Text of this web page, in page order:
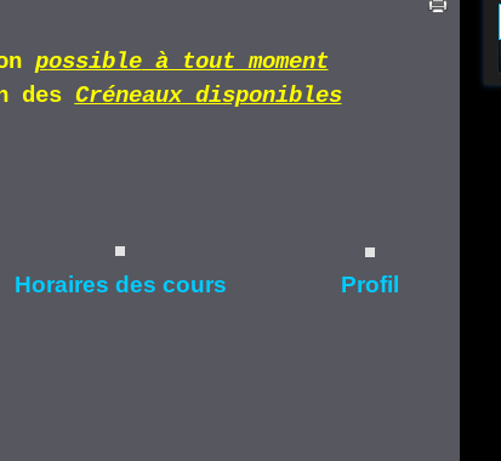
possibleà tout moment
des Créneaux disponibles
Horaires des cours Profil